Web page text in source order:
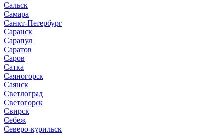
Сальск
Самара
Санкт-Петербург
Саранск
Сарапул
Саратов
Саров
Сатка
Саяногорск
Саянск
Светлоград
Светогорск
Свирск
Себеж
Северо-курильск